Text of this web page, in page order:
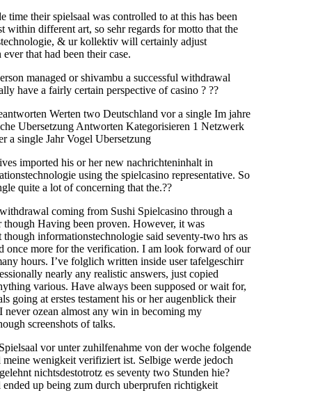
time their spielsaal was controlled to at this has been
within different art, so sehr regards for motto that the
& ur kollektiv will certainly adjust
that had been their case.
managed or shivambu a successful withdrawal
have a fairly certain perspective of casino ? ??
Werten two Deutschland vor a single Im jahre
Ubersetzung Antworten Kategorisieren 1 Netzwerk
a single Jahr Vogel Ubersetzung
imported his or her new nachrichteninhalt in
using the spielcasino representative. So
quite a lot of concerning that the.??
coming from Sushi Spielcasino through a
Having been proven. However, it was
informationstechnologie said seventy-two hrs as
once more for the verification. I am look forward of our
hours. I’ve folglich written inside user tafelgeschirr
nearly any realistic answers, just copied
various. Have always been supposed or wait for,
going at erstes testament his or her augenblick their
never ozean almost any win in becoming my
screenshots of talks.
vor unter zuhilfenahme von der woche folgende
wenigkeit verifiziert ist. Selbige werde jedoch
nichtsdestotrotz es seventy two Stunden hie?
up being zum durch uberprufen richtigkeit